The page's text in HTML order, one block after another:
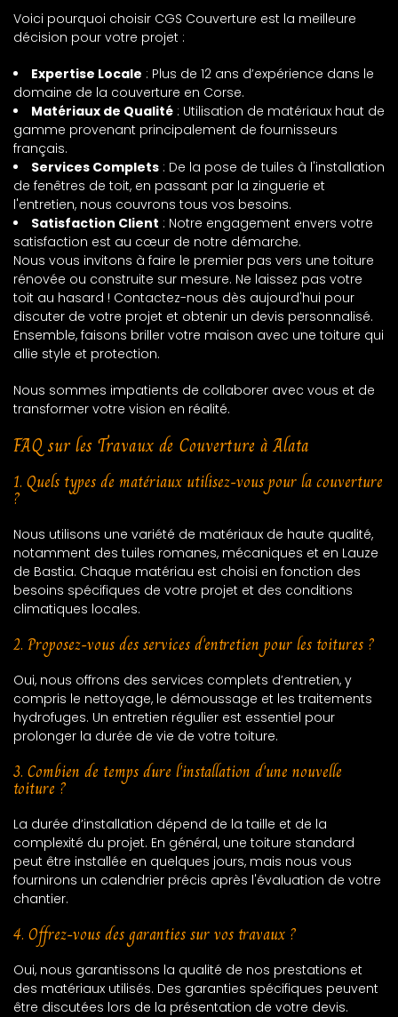
Voici pourquoi choisir CGS Couverture est la meilleure
décision pour votre projet :
Expertise Locale : Plus de 12 ans d’expérience dans le
domaine de la couverture en Corse.
Matériaux de Qualité : Utilisation de matériaux haut de
gamme provenant principalement de fournisseurs
français.
Services Complets : De la pose de tuiles à l'installation
de fenêtres de toit, en passant par la zinguerie et
l'entretien, nous couvrons tous vos besoins.
Satisfaction Client : Notre engagement envers votre
satisfaction est au cœur de notre démarche.
Nous vous invitons à faire le premier pas vers une toiture
rénovée ou construite sur mesure. Ne laissez pas votre
toit au hasard ! Contactez-nous dès aujourd'hui pour
discuter de votre projet et obtenir un devis personnalisé.
Ensemble, faisons briller votre maison avec une toiture qui
allie style et protection.
Nous sommes impatients de collaborer avec vous et de
transformer votre vision en réalité.
FAQ sur les Travaux de Couverture à Alata
1. Quels types de matériaux utilisez-vous pour la couverture
?
Nous utilisons une variété de matériaux de haute qualité,
notamment des tuiles romanes, mécaniques et en Lauze
de Bastia. Chaque matériau est choisi en fonction des
besoins spécifiques de votre projet et des conditions
climatiques locales.
2. Proposez-vous des services d'entretien pour les toitures ?
Oui, nous offrons des services complets d’entretien, y
compris le nettoyage, le démoussage et les traitements
hydrofuges. Un entretien régulier est essentiel pour
prolonger la durée de vie de votre toiture.
3. Combien de temps dure l'installation d'une nouvelle
toiture ?
La durée d’installation dépend de la taille et de la
complexité du projet. En général, une toiture standard
peut être installée en quelques jours, mais nous vous
fournirons un calendrier précis après l'évaluation de votre
chantier.
4. Offrez-vous des garanties sur vos travaux ?
Oui, nous garantissons la qualité de nos prestations et
des matériaux utilisés. Des garanties spécifiques peuvent
être discutées lors de la présentation de votre devis.